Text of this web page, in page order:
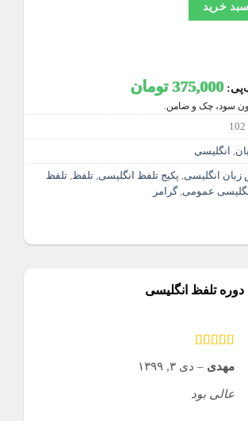
خرید
375,000 تومان
102
, انگلیسی
زبان انگلیسی, پکیج تلفظ انگلیسی,تلفظ,تلفظ
عمومی,گرامر
دوره تلفظ انگلیسی
مهدی – دی ۳, ۱۳۹۹
عالی بود